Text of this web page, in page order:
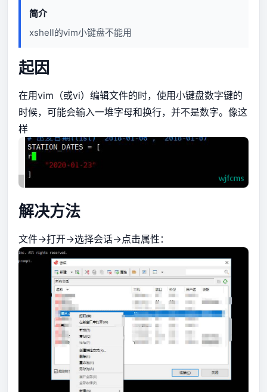
简介
xshell的vim小键盘不能用
起因
在用vim（或vi）编辑文件的时，使用小键盘数字键的
时候，可能会输入一堆字母和换行，并不是数字。像这
样
解决方法
文件->打开->选择会话->点击属性：